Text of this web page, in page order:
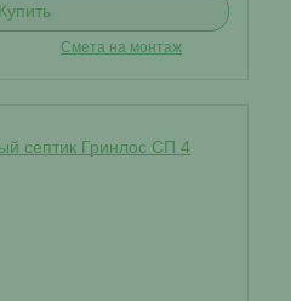
Купить
Смета на монтаж
септик Гринлос СП 4